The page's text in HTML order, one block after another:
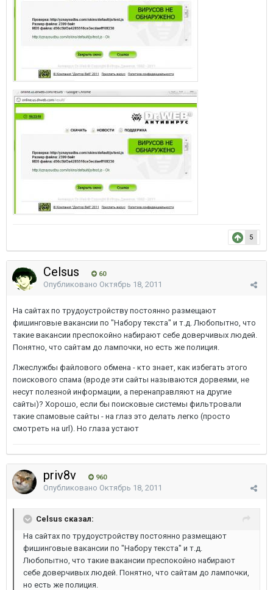
5
Celsus 60
Опубликовано Октябрь 18, 2011
На сайтах по трудоустройству постоянно размещают
фишинговые вакансии по "Набору текста" и т.д. Любопытно, что
такие вакансии преспокойно набирают себе доверчивых людей.
Понятно, что сайтам до лампочки, но есть же полиция.
Лжеслужбы файлового обмена - кто знает, как избегать этого
поискового спама (вроде эти сайты называются дорвеями, не
несут полезной информации, а перенаправляют на другие
сайты)? Хорошо, если бы поисковые системы фильтровали
такие спамовые сайты - на глаз это делать легко (просто
смотреть на url). Но глаза устают
priv8v 960
Опубликовано Октябрь 18, 2011
Celsus сказал:
На сайтах по трудоустройству постоянно размещают
фишинговые вакансии по "Набору текста" и т.д.
Любопытно, что такие вакансии преспокойно набирают
себе доверчивых людей. Понятно, что сайтам до лампочки,
но есть же полиция.